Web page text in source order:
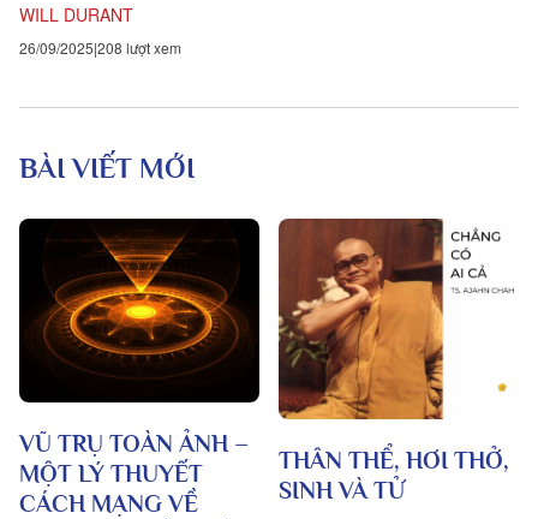
WILL DURANT
26/09/2025 208 lượt xem
BÀI VIẾT MỚI
VŨ TRỤ TOÀN ẢNH –
MỘT LÝ THUYẾT
CÁCH MẠNG VỀ
THÂN THỂ, HƠI THỞ,
SINH VÀ TỬ